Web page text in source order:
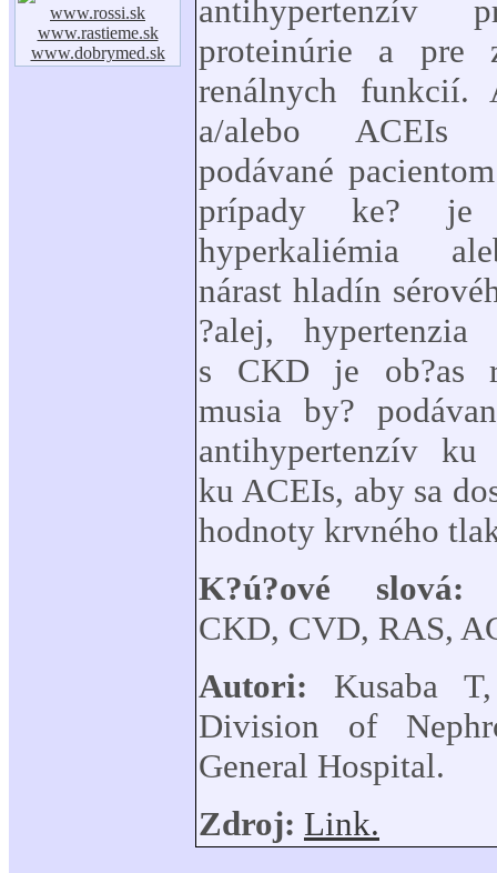
www.rossi.sk
www.rastieme.sk
www.dobrymed.sk
antihypertenzív
proteinúrie a pre
renálnych funkcií.
a/alebo
podávané
prípady ke? je
hyperkaliémia
nárast hladín
?alej,
s CKD je ob?as
musia by?
antihypertenzív ku
ku ACEIs, aby sa
hodnoty krvného
K?ú?ové
CKD, CVD, RAS,
Autori: Kusaba
Division of
General Hospital.
Zdroj: Link.